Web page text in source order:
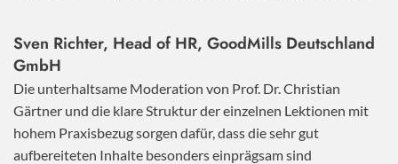
Sven Richter, Head of HR, GoodMills Deutschland
GmbH
Die unterhaltsame Moderation von Prof. Dr. Christian
Gärtner und die klare Struktur der einzelnen Lektionen mit
hohem Praxisbezug sorgen dafür, dass die sehr gut
aufbereiteten Inhalte besonders einprägsam sind